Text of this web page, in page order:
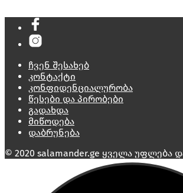
ჩვენ შესახებ
კონტაქტი
კონფიდენციალურობა
წესები და პირობები
გადახდა
მიწოდება
დაბრუნება
© 2020 salamander.ge ყველა უფლება